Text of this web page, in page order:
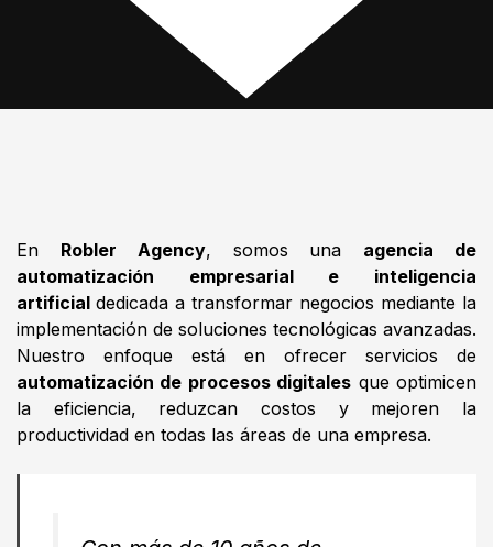
En Robler Agency, somos una agencia de
automatización empresarial e inteligencia
artificial dedicada a transformar negocios mediante la
implementación de soluciones tecnológicas avanzadas.
Nuestro enfoque está en ofrecer servicios de
automatización de procesos digitales que optimicen
la eficiencia, reduzcan costos y mejoren la
productividad en todas las áreas de una empresa.